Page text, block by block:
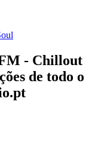
- Chillout
de todo o